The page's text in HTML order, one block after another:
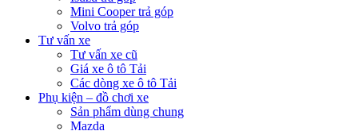
Mini Cooper trả góp
Volvo trả góp
Tư vấn xe
Tư vấn xe cũ
Giá xe ô tô Tải
Các dòng xe ô tô Tải
Phụ kiện – đồ chơi xe
Sản phẩm dùng chung
Mazda